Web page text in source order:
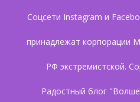
Соцсети Instagram и
принадлежат корпорации
РФ экстремистской.
Радостный блог